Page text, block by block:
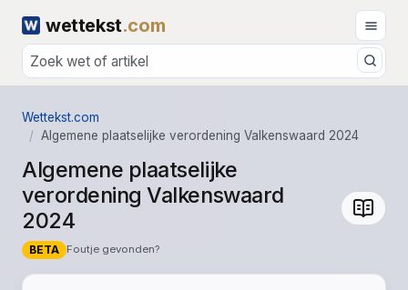
wettekst.com
Wettekst.com
Algemene plaatselijke verordening Valkenswaard 2024
Algemene plaatselijke
verordening Valkenswaard
2024
BETA Foutje gevonden?